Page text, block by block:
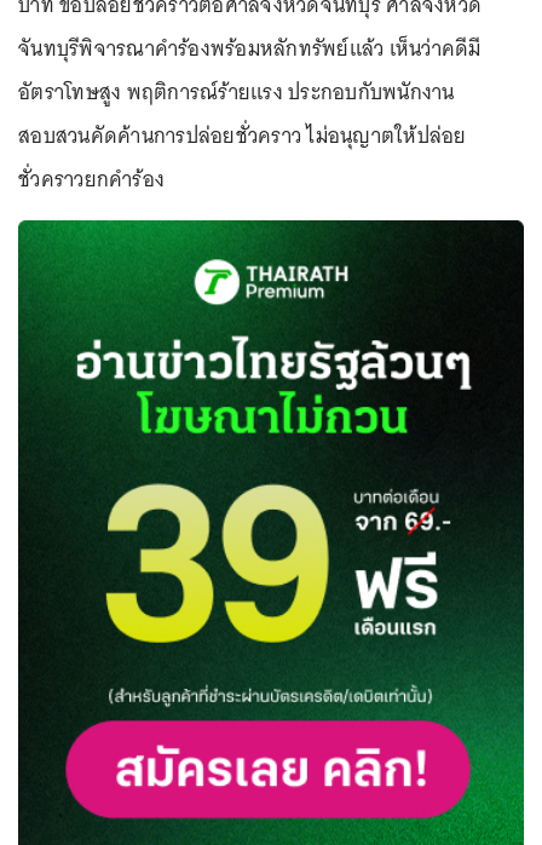
จันทบุรีพิจารณาคำร้องพร้อมหลักทรัพย์แล้ว เห็นว่าคดีมี
อัตราโทษสูง พฤติการณ์ร้ายแรง ประกอบกับพนักงาน
สอบสวนคัดค้านการปล่อยชั่วคราว ไม่อนุญาตให้ปล่อย
ชั่วคราวยกคำร้อง